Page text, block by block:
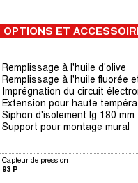
OPTIONS ET
Remplissage à l'huile d'olive
Remplissage à l'huile fluorée
Imprégnation du circuit
Extension pour haute
Siphon d'isolement lg 180
Support pour montage mural
Capteur de pression
93 P